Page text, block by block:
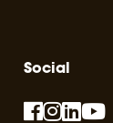
Social